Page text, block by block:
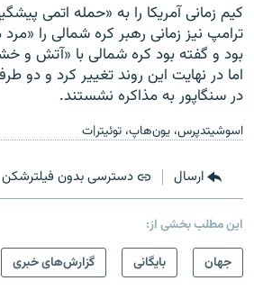
کیم زمانی آمریکا را به «حمله اتمی
ترامپ نیز زمانی رهبر کره شمالی را
بود و گفته بود کره شمالی با «آتش و
اما در نهایت این روند تغییر کرد و دو
در سنگاپور به مذاکره نشستند.
اسوشیتدپرس، یون‌هاپ، توئیتر|ت
ارسال دسترسی بدون فیلترشکن
این مطلب بخشی از:
جهان
بایگانی گزارش‌های خبری